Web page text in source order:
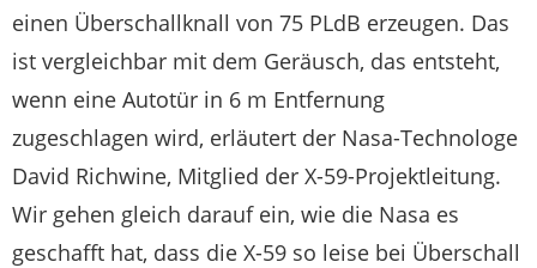
einen Überschallknall von 75 PLdB erzeugen. Das
ist vergleichbar mit dem Geräusch, das entsteht,
wenn eine Autotür in 6 m Entfernung
zugeschlagen wird, erläutert der Nasa-Technologe
David Richwine, Mitglied der X-59-Projektleitung.
Wir gehen gleich darauf ein, wie die Nasa es
geschafft hat, dass die X-59 so leise bei Überschall